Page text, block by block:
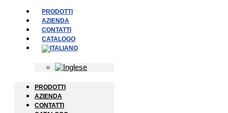
PRODOTTI
AZIENDA
CONTATTI
CATALOGO
PRODOTTI
AZIENDA
CONTATTI